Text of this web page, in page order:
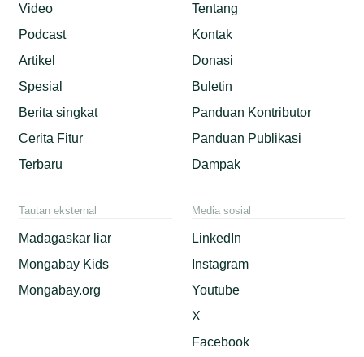
Video
Podcast
Artikel
Spesial
Berita singkat
Cerita Fitur
Terbaru
Tentang
Kontak
Donasi
Buletin
Panduan Kontributor
Panduan Publikasi
Dampak
Tautan eksternal
Madagaskar liar
Mongabay Kids
Mongabay.org
Media sosial
LinkedIn
Instagram
Youtube
X
Facebook